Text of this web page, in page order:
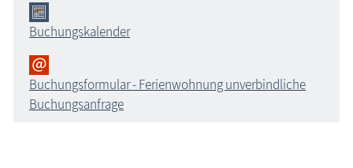
Buchungskalender
Buchungsformular - Ferienwohnung unverbindliche
Buchungsanfrage